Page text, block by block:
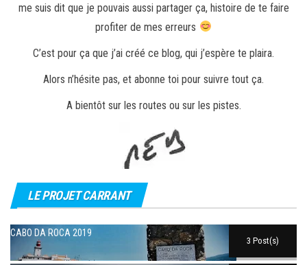
me suis dit que je pouvais aussi partager ça, histoire de te faire
profiter de mes erreurs
C’est pour ça que j’ai créé ce blog, qui j’espère te plaira.
Alors n’hésite pas, et abonne toi pour suivre tout ça.
A bientôt sur les routes ou sur les pistes.
LE PROJET CARRANT
CABO DA ROCA 2019
3 Post(s)